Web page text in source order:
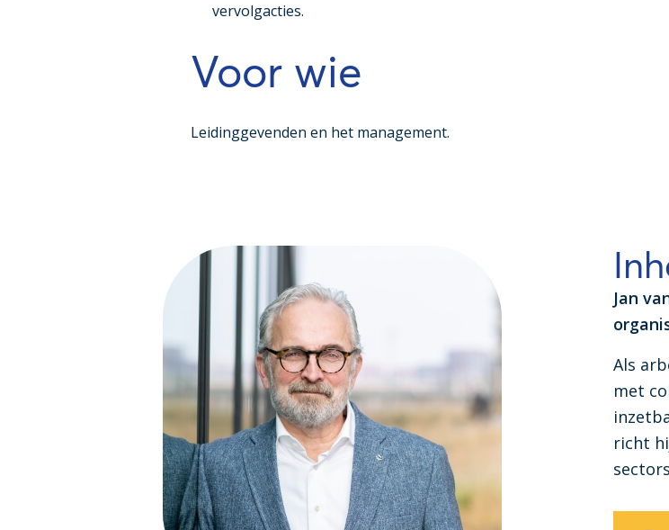
vervolgacties.
Voor wie
Leidinggevenden en het management.
Jan
Als
met
richt